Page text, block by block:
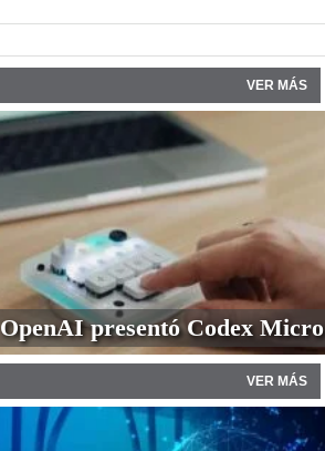
VER MÁS
OpenAI presentó Codex Micro
VER MÁS